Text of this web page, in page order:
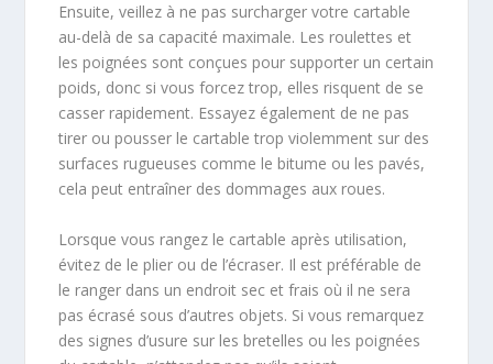
Ensuite, veillez à ne pas surcharger votre cartable
au-delà de sa capacité maximale. Les roulettes et
les poignées sont conçues pour supporter un certain
poids, donc si vous forcez trop, elles risquent de se
casser rapidement. Essayez également de ne pas
tirer ou pousser le cartable trop violemment sur des
surfaces rugueuses comme le bitume ou les pavés,
cela peut entraîner des dommages aux roues.
Lorsque vous rangez le cartable après utilisation,
évitez de le plier ou de l’écraser. Il est préférable de
le ranger dans un endroit sec et frais où il ne sera
pas écrasé sous d’autres objets. Si vous remarquez
des signes d’usure sur les bretelles ou les poignées